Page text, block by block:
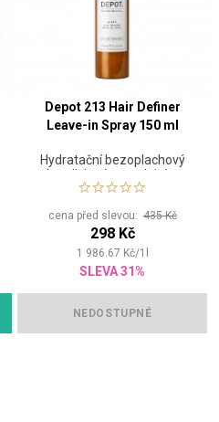
Depot 213 Hair Definer
Leave-in Spray 150 ml
Hydratační bezoplachový
kondicionér pro vlnité a
kudrnaté vlasy
cena před slevou:435 Kč
298 Kč
1 986.67 Kč/1
SLEVA 31%
NEDOSTUPNÉ